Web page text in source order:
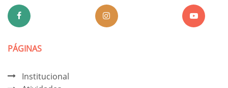
PÁGINAS
Institucional